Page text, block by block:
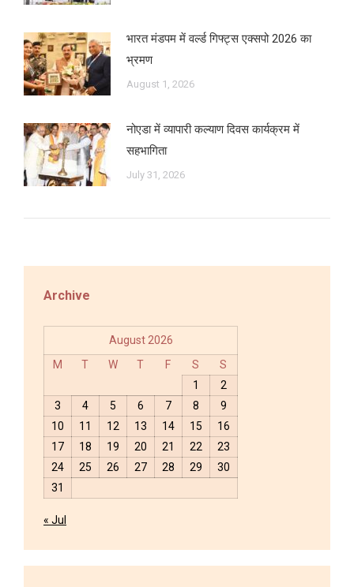
भारत मंडपम में वर्ल्ड गिफ्ट्स एक्सपो 2026 का
भ्रमण
August 1, 2026
नोएडा में व्यापारी कल्याण दिवस कार्यक्रम में
सहभागिता
July 31, 2026
Archive
August 2026
M
T W T F S
S
1
2
3
4 5 6 7 8
9
10
11 12 13 14 15
16
17
18 19 20 21 22
23
24
25 26 27 28 29
30
31
« Jul